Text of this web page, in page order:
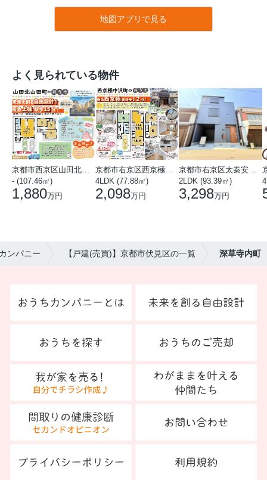
地図アプリで見る
よく見られている物件
- (107.46㎡)
1,880万円
4LDK (77.88㎡)
2,098万円
2LDK (93.39㎡)
3,298万円
ンパニー 【戸建(売買)】京都市伏見区の一覧 深草寺内町